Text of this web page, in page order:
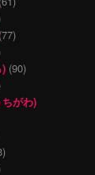
(77)
(90)
がわ)